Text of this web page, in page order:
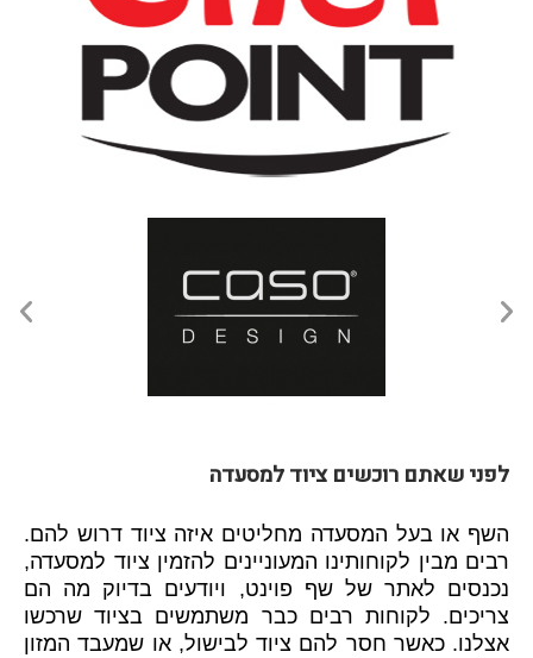
לפני שאתם רוכשים ציוד למסעדה
השף או בעל המסעדה מחליטים איזה ציוד דרוש להם.
רבים מבין לקוחותינו המעוניינים להזמין ציוד למסעדה,
נכנסים לאתר של שף פוינט, ויודעים בדיוק מה הם
צריכים. לקוחות רבים כבר משתמשים בציוד שרכשו
אצלנו. כאשר חסר להם ציוד לבישול, או שמעבד המזון